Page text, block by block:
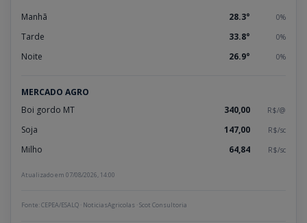
Manhã 28.3° 0%
Tarde 33.8° 0%
Noite 26.9° 0%
MERCADO AGRO
Boi gordo MT
340,00 R$/@
Soja 147,00 R$/sc
Milho 64,84 R$/sc
Atualizado em 07/08/2026, 14:00
Fonte: CEPEA/ESALQ · NoticiasAgricolas · Scot Consultoria